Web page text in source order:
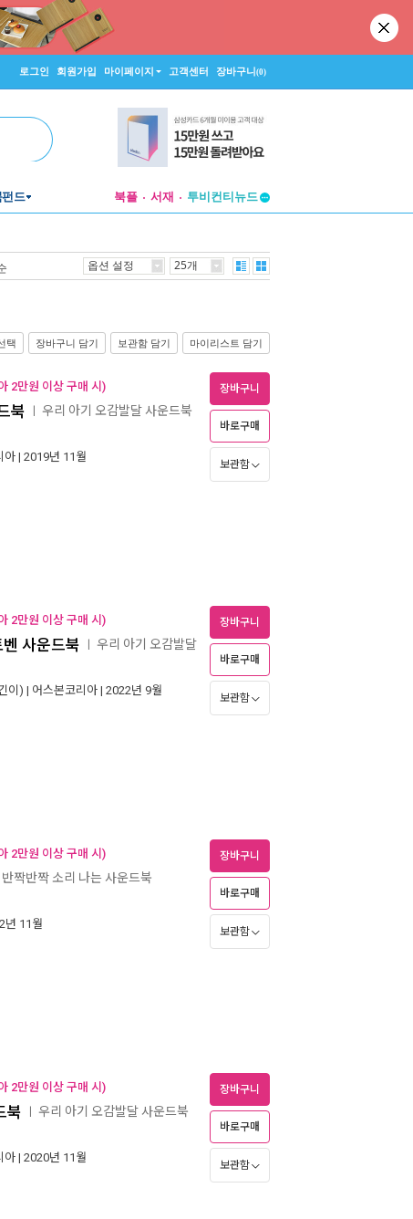
로그인 회원가입 마이페이지 고객센터 장바구니(0)
펀드 북플 서재
창작플랫폼
옵션 설정 25개
택 장바구니 담기 보관함 담기 마이리스트 담기
2만원 이상 구매 시)
북 우리 아기 오감발달 사운드북
아 | 2019년 11월
장바구니
바로구매
보관함
2만원 이상 구매 시)
사운드북 우리 아기 오감발달
이) | 어스본코리아 | 2022년 9월
장바구니
바로구매
보관함
2만원 이상 구매 시)
반짝반짝 소리 나는 사운드북
년 11월
장바구니
바로구매
보관함
2만원 이상 구매 시)
북 우리 아기 오감발달 사운드북
아 | 2020년 11월
장바구니
바로구매
보관함